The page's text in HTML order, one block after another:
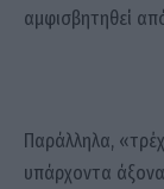
αμφισβητηθεί
Παράλληλα,
υπάρχοντα